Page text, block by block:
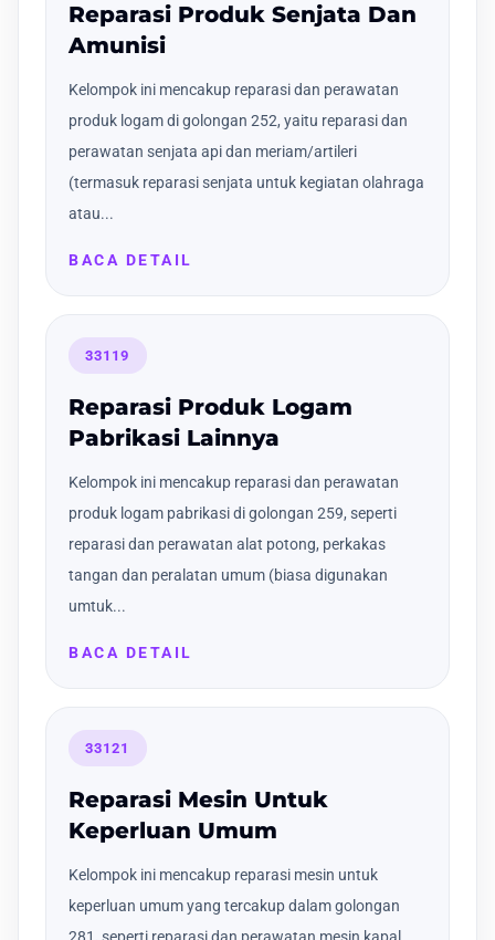
Reparasi Produk Senjata Dan
Amunisi
Kelompok ini mencakup reparasi dan perawatan
produk logam di golongan 252, yaitu reparasi dan
perawatan senjata api dan meriam/artileri
(termasuk reparasi senjata untuk kegiatan olahraga
atau...
BACA DETAIL
33119
Reparasi Produk Logam
Pabrikasi Lainnya
Kelompok ini mencakup reparasi dan perawatan
produk logam pabrikasi di golongan 259, seperti
reparasi dan perawatan alat potong, perkakas
tangan dan peralatan umum (biasa digunakan
umtuk...
BACA DETAIL
33121
Reparasi Mesin Untuk
Keperluan Umum
Kelompok ini mencakup reparasi mesin untuk
keperluan umum yang tercakup dalam golongan